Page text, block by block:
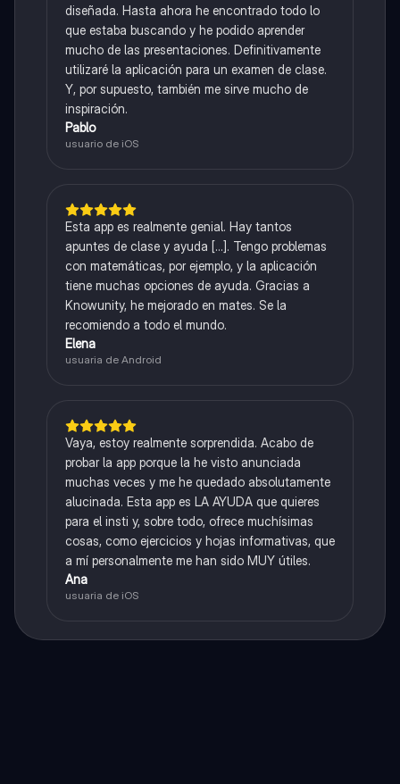
diseñada. Hasta ahora he encontrado todo lo
que estaba buscando y he podido aprender
mucho de las presentaciones. Definitivamente
utilizaré la aplicación para un examen de clase.
Y, por supuesto, también me sirve mucho de
inspiración.
Pablo
usuario de iOS
Esta app es realmente genial. Hay tantos
apuntes de clase y ayuda [...]. Tengo problemas
con matemáticas, por ejemplo, y la aplicación
tiene muchas opciones de ayuda. Gracias a
Knowunity, he mejorado en mates. Se la
recomiendo a todo el mundo.
Elena
usuaria de Android
Vaya, estoy realmente sorprendida. Acabo de
probar la app porque la he visto anunciada
muchas veces y me he quedado absolutamente
alucinada. Esta app es LA AYUDA que quieres
para el insti y, sobre todo, ofrece muchísimas
cosas, como ejercicios y hojas informativas, que
a mí personalmente me han sido MUY útiles.
Ana
usuaria de iOS